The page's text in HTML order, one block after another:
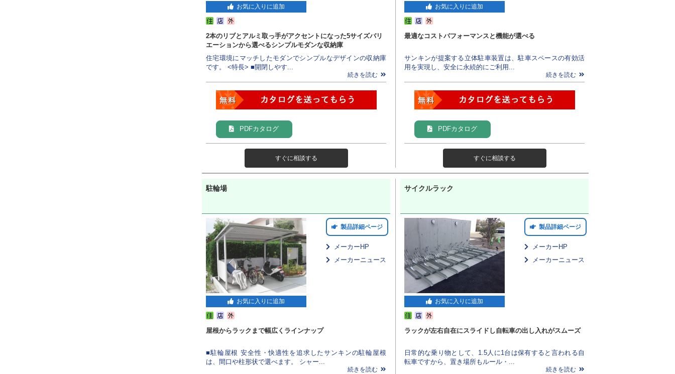
お気に入りに追加
2本のリブとアルミ取っ手がアクセントになった5サイズバリ
エーションから選べるシンプルモダンな収納庫
住宅環境にマッチしたモダンでシンプルなデザインの収納庫
です。 <特長> ■開閉しやす...
続きを読む
PDFカタログ
すぐに相談する
お気に入りに追加
最適なコストパフォーマンスと機能が選べる
サンキンが提案する立体駐車装置は、駐車スペースの有効活
用を実現し、安全に永続的にご利用...
続きを読む
PDFカタログ
すぐに相談する
駐輪場
お気に入りに追加
製品詳細ページ
メーカーHP
メーカーニュース
屋根からラックまで幅広くラインナップ
■駐輪屋根 安全性・快適性を追求したサンキンの駐輪屋根
は、間口や柱形状で選べます。 シャー...
続きを読む
サイクルラック
お気に入りに追加
製品詳細ページ
メーカーHP
メーカーニュース
ラックが左右自在にスライドし自転車の出し入れがスムーズ
日常的な乗り物として、1.5人に1台は保有すると言われる自
転車ですから、置き場所もルール・...
続きを読む